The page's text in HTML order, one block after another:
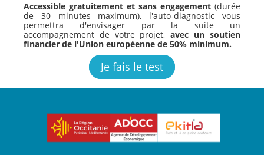
Accessible gratuitement et sans engagement (durée
de 30 minutes maximum), l'auto-diagnostic vous
permettra d'envisager par la suite un
accompagnement de votre projet,avec un soutien
financier de l'Union européenne de 50% minimum.
Je fais le test